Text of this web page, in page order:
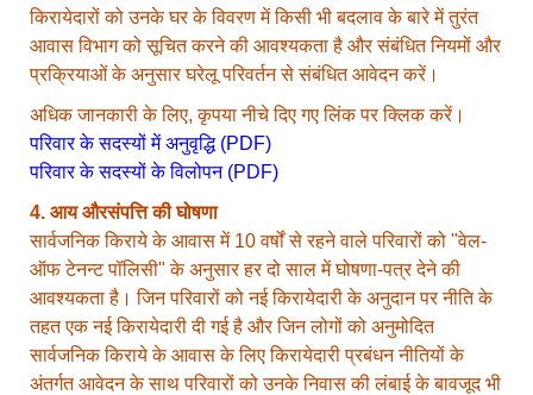
किरायेदारों को उनके घर के विवरण में किसी भी बदलाव के बारे में तुरंत
आवास विभाग को सूचित करने की आवश्यकता है और संबंधित नियमों और
प्रक्रियाओं के अनुसार घरेलू परिवर्तन से संबंधित आवेदन करें।
अधिक जानकारी के लिए, कृपया नीचे दिए गए लिंक पर क्लिक करें।
परिवार के सदस्यों में अनुवृद्धि (PDF)
परिवार के सदस्यों के विलोपन (PDF)
4. आय औरसंपत्ति की घोषणा
सार्वजनिक किराये के आवास में 10 वर्षों से रहने वाले परिवारों को "वेल-
ऑफ टेनन्ट पॉलिसी" के अनुसार हर दो साल में घोषणा-पत्र देने की
आवश्यकता है। जिन परिवारों को नई किरायेदारी के अनुदान पर नीति के
तहत एक नई किरायेदारी दी गई है और जिन लोगों को अनुमोदित
सार्वजनिक किराये के आवास के लिए किरायेदारी प्रबंधन नीतियों के
अंतर्गत आवेदन के साथ परिवारों को उनके निवास की लंबाई के बावजूद भी